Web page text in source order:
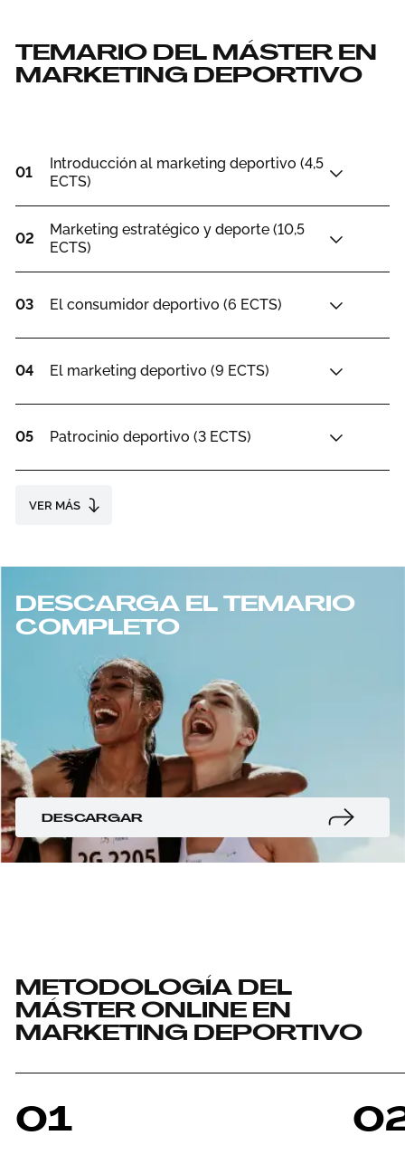
TEMARIO DEL MÁSTER EN
MARKETING DEPORTIVO
01
Introducción al marketing deportivo (4,5
ECTS)
02
Marketing estratégico y deporte (10,5
ECTS)
03 El consumidor deportivo (6 ECTS)
04 El marketing deportivo (9 ECTS)
05 Patrocinio deportivo (3 ECTS)
VER MÁS
DESCARGA EL TEMARIO
COMPLETO
DESCARGAR
METODOLOGÍA DEL
MÁSTER ONLINE EN
MARKETING DEPORTIVO
01